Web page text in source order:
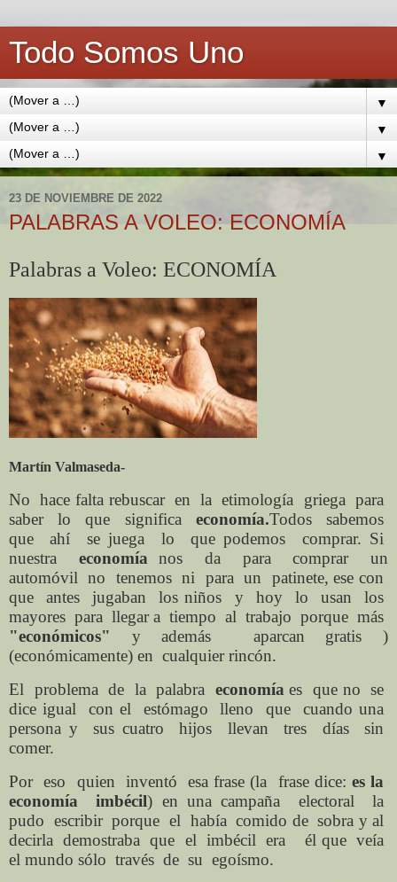
Todo Somos Uno
▼
▼
▼
23 DE NOVIEMBRE DE 2022
PALABRAS A VOLEO: ECONOMÍA
Palabras a Voleo: ECONOMÍA
Martín Valmaseda-
No hace falta rebuscar en la etimología griega para
saber
lo que significa economía.Todos
sabemos
que
ahí se juega lo que podemos
comprar. Si
nuestra
economía nos da para comprar
un
automóvil no tenemos ni para un
patinete, ese con
que
antes jugaban los niños y hoy lo usan
los
mayores para llegar a tiempo al trabajo porque más
"económicos" y además
aparcan gratis )
(económicamente) en cualquier rincón.
El
problema de la palabra economíaes que no se
dice igual
con el estómago lleno que
cuando una
persona y
sus cuatro hijos llevan tres días
sin
comer.
Por eso quien inventó esa frase (la frase dice: es la
economía
imbécil) en una campaña electoral
la
pudo escribir porque el había comido de sobra y al
decirla demostraba que el imbécil era él que veía
el mundo sólo través de su egoísmo.